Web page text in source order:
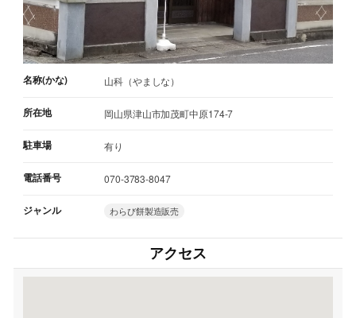
名称(かな) 山科（やましな）
所在地 岡山県津山市加茂町中原174-7
駐車場 有り
電話番号 070-3783-8047
ジャンル わらび餅製造販売
アクセス